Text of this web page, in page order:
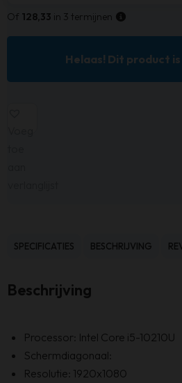
Of 128,33 in 3 termijnen
Helaas! Dit product
SPECIFICATIES BESCHRIJVING
Beschrijving
Processor: Intel Core i5-10210U
Schermdiagonaal:
Resolutie: 1920x1080